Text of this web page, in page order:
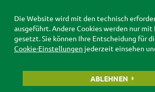
Die Website wird mit den technisch
ausgeführt. Andere Cookies werden nur
gesetzt. Sie können Ihre Entscheidung für
Cookie-Einstellungen jederzeit einsehen
ABLEHNEN